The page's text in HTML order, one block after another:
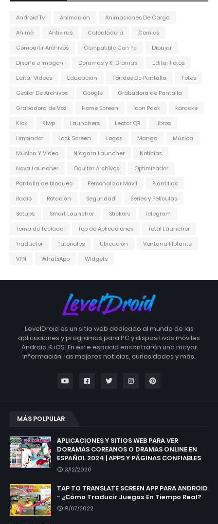
Android Tv Animación
Animaciones De Carga
Anime
Antivirus Calculadora
Comics
Compartir Archivos
Compatible Con Pc
Dibujar
Diseño e Imagen
Doramas y K-Dramas
Editar Fotos
Editar Videos
Educación Fondos De Pantalla
Fotos
Gestor De Archivos
Google
Grabadora de Pantalla
Grabadora de Voz
Home Screen Icon Pack
karaoke
Klck
Klwp Launchers Lector QR
Libros
Limpiador
Lock Screen Logos Manga
Música
Música Y Video
Niagara Launcher
Noticias
Nova Launcher
Ocultar Archivos
Optimizador
Pantalla de bloqueo
Personalizar Móvil
Plantillas
Radio
Rotación Seguridad
Series y Películas
Setups
Smart Launcher Stickers
Telegram
Tema de Teclado
Top de Aplicaciones
Total Launcher
Traductor
Tutoriales Ubicación
Ventana Flotante
VPN
WhatsApp Widgets
LevelDroid es un sitio web dedicado al mundo de las
aplicaciones y programas para PC y dispositivos móviles
Android & iOS. En este espacio encontrarán una mayor
información, las mejores noticias, curiosidades y más.
MÁS POLPULAR
APLICACIONES Y SITIOS WEB PARA VER
DORAMAS COREANOS O DRAMAS ONLINE EN
ESPAÑOL 2024 | APPS Y PÁGINAS CONFIABLES
3/12/2020
TAP TO TRANSLATE SCREEN APP PARA ANDROID
- ¿Cómo Traducir Juegos En Tiempo Real?
9/07/2022